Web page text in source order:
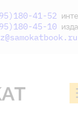
41-52
45-10